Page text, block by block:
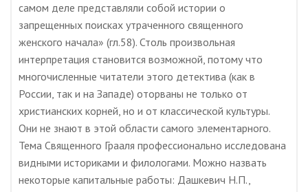
самом деле представляли собой истории о
запрещенных поисках утраченного священного
женского начала» (гл.58). Столь произвольная
интерпретация становится возможной, потому что
многочисленные читатели этого детектива (как в
России, так и на Западе) оторваны не только от
христианских корней, но и от классической культуры.
Они не знают в этой области самого элементарного.
Тема Священного Грааля профессионально исследована
видными историками и филологами. Можно назвать
некоторые капитальные работы: Дашкевич Н.П.,